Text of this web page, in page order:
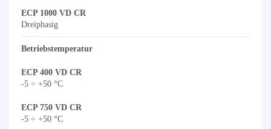
ECP 1000 VD CR
Dreiphasig
Betriebstemperatur
ECP 400 VD CR
-5 ÷ +50 °C
ECP 750 VD CR
-5 ÷ +50 °C